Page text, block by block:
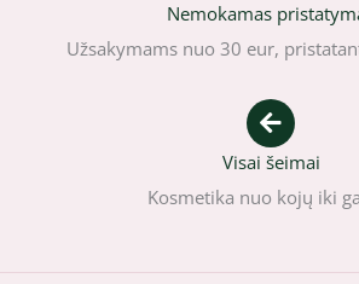
Nemokamas
Užsakymams nuo 30 eur,
Visai šeimai
Kosmetika nuo kojų iki